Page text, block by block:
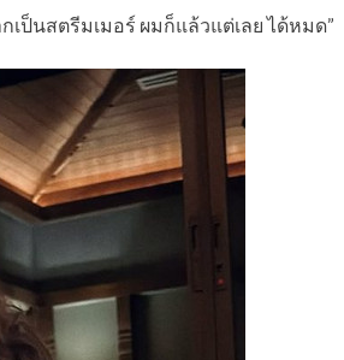
เป็นสตรีมเมอร์ ผมก็แล้วแต่เลย ได้หมด”